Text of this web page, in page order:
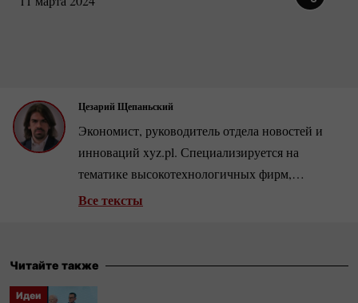
Цезарий Щепаньский
Экономист, руководитель отдела новостей и
инноваций xyz.pl. Специализируется на
тематике высокотехнологичных фирм,
розничной торговли и рынка недвижимости.
экономистами.
Все тексты
Читайте также
Идеи